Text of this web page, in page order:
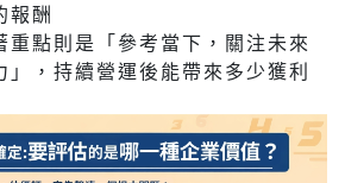
報酬
重點則是「參考當下，關注未來
」，持續營運後能帶來多少獲利